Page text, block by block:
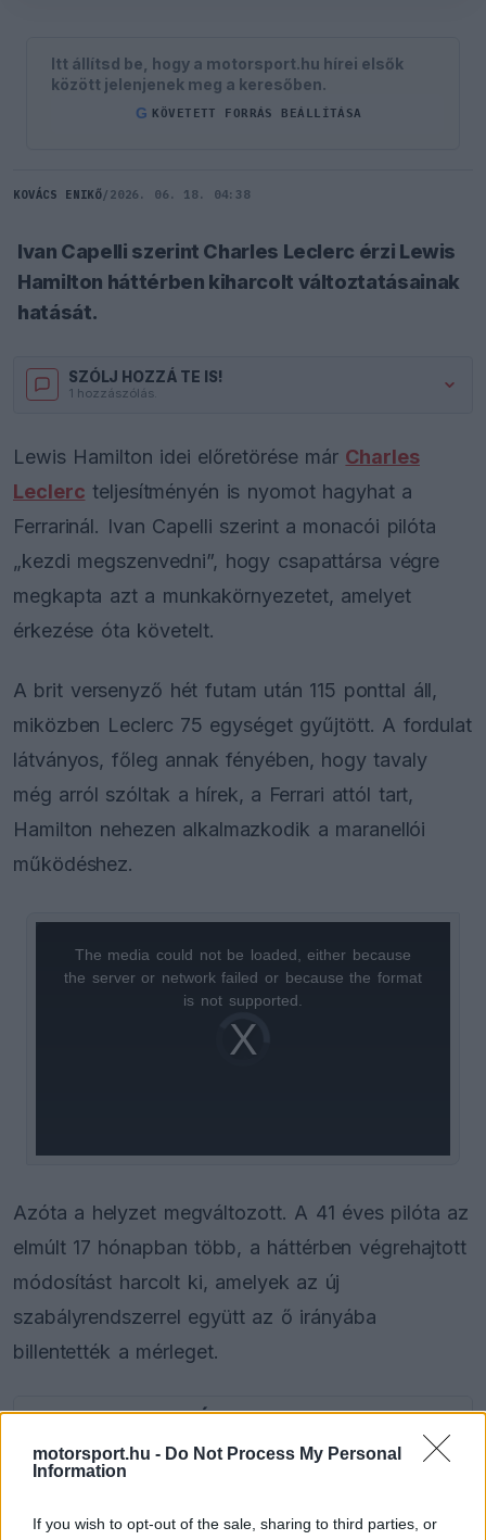
motorsport.hu - Do Not Process My Personal
Information
If you wish to opt-out of the sale, sharing to third parties, or
Itt állítsd be, hogy a motorsport.hu hírei elsők
között jelenjenek meg a keresőben.
G KÖVETETT FORRÁS BEÁLLÍTÁSA
KOVÁCS ENIKŐ/ 2026. 06. 18. 04:38
Ivan Capelli szerint Charles Leclerc érzi Lewis
Hamilton háttérben kiharcolt változtatásainak
hatását.
SZÓLJ HOZZÁ TE IS!
1 hozzászólás.
Lewis Hamilton idei előretörése már Charles
Leclerc teljesítményén is nyomot hagyhat a
Ferrarinál. Ivan Capelli szerint a monacói pilóta
„kezdi megszenvedni”, hogy csapattársa végre
megkapta azt a munkakörnyezetet, amelyet
érkezése óta követelt.
A brit versenyző hét futam után 115 ponttal áll,
miközben Leclerc 75 egységet gyűjtött. A fordulat
látványos, főleg annak fényében, hogy tavaly
még arról szóltak a hírek, a Ferrari attól tart,
Hamilton nehezen alkalmazkodik a maranellói
működéshez.
Video
Player
loading.
The media could not be loaded, either because
the server or network failed or because the format
is not supported.
Azóta a helyzet megváltozott. A 41 éves pilóta az
elmúlt 17 hónapban több, a háttérben végrehajtott
módosítást harcolt ki, amelyek az új
szabályrendszerrel együtt az ő irányába
billentették a mérleget.
EZEKET IS AJÁNLJUK
miközben baljós árnyak vetülnek a